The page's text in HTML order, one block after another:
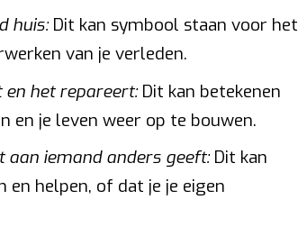
huis:Dit kan symbool staan voor het
van je verleden.
het repareert:Dit kan betekenen
en je leven weer op te bouwen.
iemand anders geeft:Dit kan
en helpen, of dat je je eigen